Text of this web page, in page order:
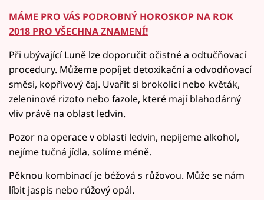
MÁME PRO VÁS PODROBNÝ HOROSKOP NA ROK
2018 PRO VŠECHNA ZNAMENÍ!
Při ubývající Luně lze doporučit očistné a odtučňovací
procedury. Můžeme popíjet detoxikační a odvodňovací
směsi, kopřivový čaj. Uvařit si brokolici nebo květák,
zeleninové rizoto nebo fazole, které mají blahodárný
vliv právě na oblast ledvin.
Pozor na operace v oblasti ledvin, nepijeme alkohol,
nejíme tučná jídla, solíme méně.
Pěknou kombinací je béžová s růžovou. Může se nám
líbit jaspis nebo růžový opál.